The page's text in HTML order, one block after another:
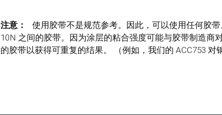
注意： 使用胶带不是规范参考。因此，可以使用任何胶
10N 之间的胶带。因为涂层的粘合强度可能与胶带制造商
的胶带以获得可重复的结果。 （例如，我们的 ACC753 对